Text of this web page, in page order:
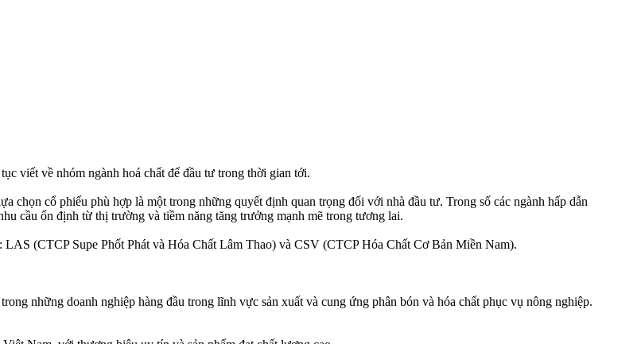
viết về nhóm ngành hoá chất để đầu tư trong thời gian tới.
chọn cổ phiếu phù hợp là một trong những quyết định quan trọng đối với nhà đầu tư. Trong số các ngành hấp dẫn
cầu ổn định từ thị trường và tiềm năng tăng trưởng mạnh mẽ trong tương lai.
(CTCP Supe Phốt Phát và Hóa Chất Lâm Thao) và CSV (CTCP Hóa Chất Cơ Bản Miền Nam).
những doanh nghiệp hàng đầu trong lĩnh vực sản xuất và cung ứng phân bón và hóa chất phục vụ nông nghiệp.